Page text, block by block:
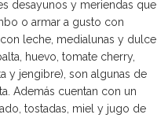
desayunos y meriendas que
o armar a gusto con
leche, medialunas y dulce
huevo, tomate cherry,
y jengibre), son algunas de
Además cuentan con un
tostadas, miel y jugo de